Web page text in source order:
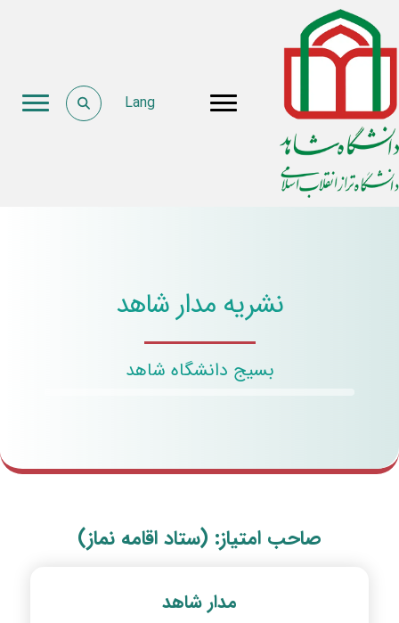
Lang
نشریه مدار شاهد
بسیج دانشگاه شاهد
صاحب امتیاز: (ستاد اقامه نماز)
مدار شاهد